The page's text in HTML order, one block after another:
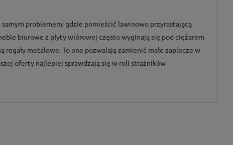
problemem: gdzie pomieścić lawinowo przyrastającą
biurowe z płyty wiórowej często wyginają się pod ciężarem
regały metalowe. To one pozwalają zamienić małe zaplecze w
oferty najlepiej sprawdzają się w roli strażników